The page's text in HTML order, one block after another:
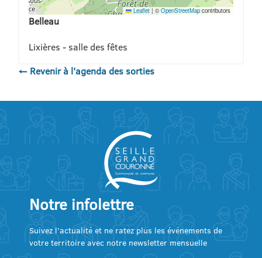
Leaflet | ©OpenStreetMap contributors
Belleau
Lixières - salle des fêtes
← Revenir à l'agenda des sorties
Notre infolettre
Suivez l’actualité et ne ratez plus les événements de
votre territoire avec notre newsletter mensuelle